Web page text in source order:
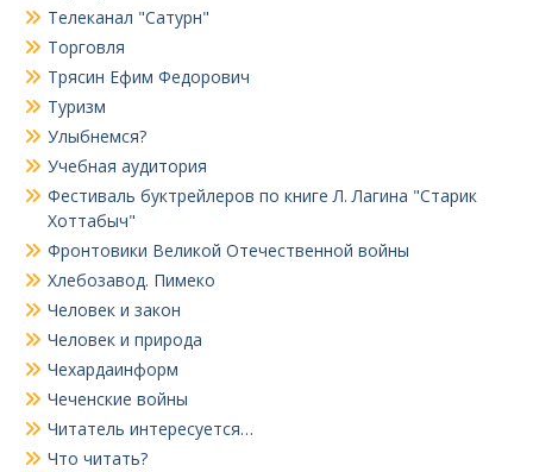
Телеканал "Сатурн"
Торговля
Трясин Ефим Федорович
Туризм
Улыбнемся?
Учебная аудитория
Фестиваль буктрейлеров по книге Л. Лагина "Старик
Хоттабыч"
Фронтовики Великой Отечественной войны
Хлебозавод. Пимеко
Человек и закон
Человек и природа
Чехардаинформ
Чеченские войны
Читатель интересуется…
Что читать?